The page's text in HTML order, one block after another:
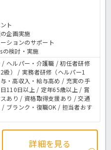
ト
企画実施
ションのサポート
の検討・実施
/ ヘルパー・介護職 / 初任者研修
2級） / 実務者研修（ヘルパー1
・高収入・給与高め / 充実の手
110日以上 / 定年65歳以上 / 賞
あり / 資格取得支援あり / 交通
/ ブランク・復職OK / 担当者おす
詳細を見る